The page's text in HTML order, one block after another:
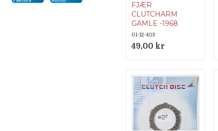
FJÆR
CLUTCHARM
GAMLE -1968
ORIGINALNUM
MER 050.1222
01-12-403
49,00 kr